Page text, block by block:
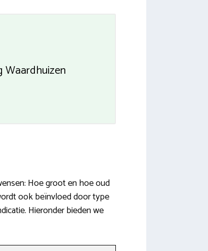
Waardhuizen
Hoe groot en hoe oud
ook beïnvloed door type
Hieronder bieden we